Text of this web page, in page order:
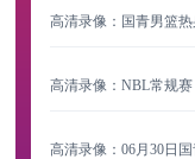
高清录像：国青男篮
高清录像：NBL常规
高清录像：06月30日